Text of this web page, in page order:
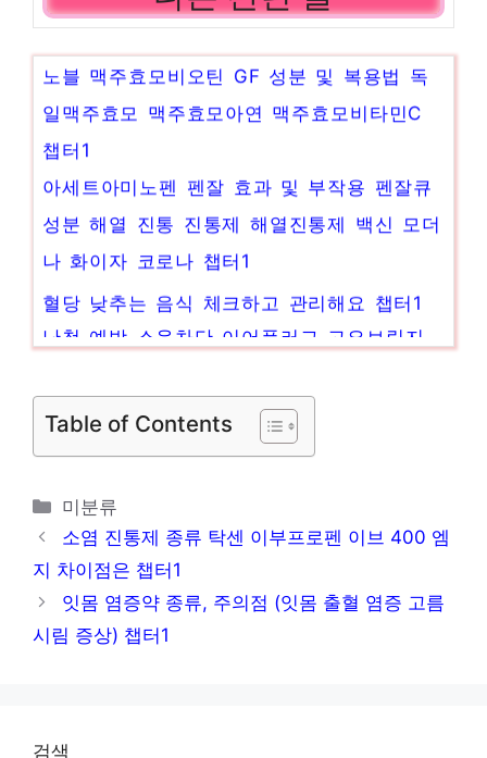
노블 맥주효모비오틴 GF 성분 및 복용법 독
일맥주효모 맥주효모아연 맥주효모비타민C
챕터1
아세트아미노펜 펜잘 효과 및 부작용 펜잘큐
성분 해열 진통 진통제 해열진통제 백신 모더
나 화이자 코로나 챕터1
혈당 낮추는 음식 체크하고 관리해요 챕터1
난청 예방 소음차단 이어플러그 고요브릿지
습진 약 : 에스로반, 리도맥스 비교 피부염 습
진 습진원인 습진치료 습진연고 습진증상 리
수두 초기증상 어떠한 증상들을 나타낼까요
챕터1
기립성저혈압 원인, 증상 (기립성어지럼증)
챕터1
Table of Contents
카
테
고
미분류
소염 진통제 종류 탁센 이부프로펜 이브 400 엠
지 차이점은 챕터1
잇몸 염증약 종류, 주의점 (잇몸 출혈 염증 고름
시림 증상) 챕터1
검색